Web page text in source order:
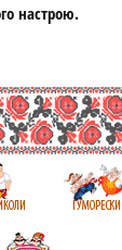
настрою.